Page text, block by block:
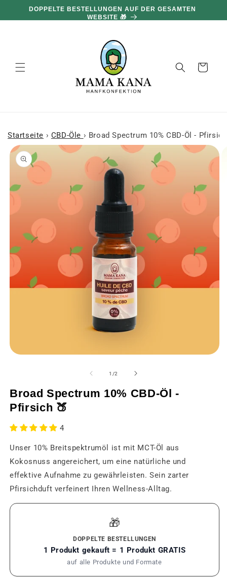
und zumDOPPELTE BESTELLUNGEN AUF DER GESAMTEN
WEBSITE 🎁
Warenkorb
Startseite › CBD-Öle › Broad Spectrum 10% CBD-Öl -
modalen
Fenster
öffnen
1 /von
2
Broad Spectrum 10% CBD-Öl -
Pfirsich 🍑
4
Unser 10% Breitspektrumöl ist mit MCT-Öl aus
Kokosnuss angereichert, um eine natürliche und
effektive Aufnahme zu gewährleisten. Sein zarter
Pfirsichduft verfeinert Ihren Wellness-Alltag.
🎁
DOPPELTE BESTELLUNGEN
1 Produkt gekauft = 1 Produkt GRATIS
auf alle Produkte und Formate